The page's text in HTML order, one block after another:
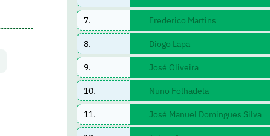
7. Frederico Martins
8. Diogo Lapa
9. José Oliveira
10. Nuno Folhadela
11. José Manuel Domingues Silva